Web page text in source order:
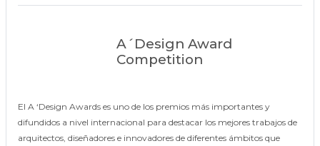
A´Design Award
Competition
El A ‘Design Awards es uno de los premios más importantes y
difundidos a nivel internacional para destacar los mejores trabajos de
arquitectos, diseñadores e innovadores de diferentes ámbitos que